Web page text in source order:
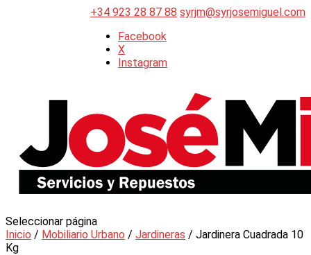
+34 923 28 87 88 syrjm@syrjosemiguel.com
Facebook
X
Instagram
Seleccionar página
Inicio / Mobiliario Urbano / Jardineras / Jardinera Cuadrada 10
Kg